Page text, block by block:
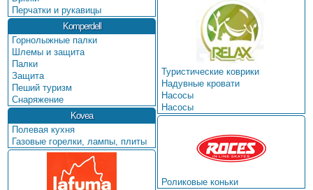
Перчатки и рукавицы
Komperdell
Горнолыжные палки
Шлемы и защита
Палки
Защита
Пеший туризм
Снаряжение
Kovea
Полевая кухня
Газовые горелки, лампы, плиты
Туристические коврики
Надувные кровати
Насосы
Насосы
Роликовые коньки